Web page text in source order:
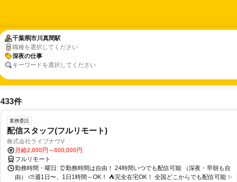
千葉県市川真間駅
職種を選択してください
深夜の仕事
キーワードを選択してください
千葉県市川真間駅
深夜の仕事
433件
業務委託
配信スタッフ(フルリモート)
株式会社ライブナウV
月給2,000円～600,000円
フルリモート
勤務時間・曜日: ⏰勤務時間は自由！ 24時間いつでも配信可能 （深夜・早朝も自
由） ⛅週1日〜、1日1時間～OK！ ⛺完全在宅OK！ 全国どこからでも配信可能 ✨